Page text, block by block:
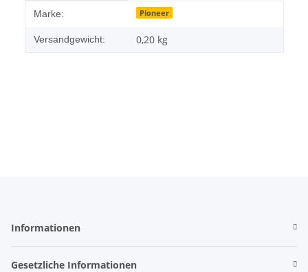
Produkteigenschaft
Wert
Marke: Pioneer
Versandgewicht: 0,20 kg
Informationen
Gesetzliche Informationen